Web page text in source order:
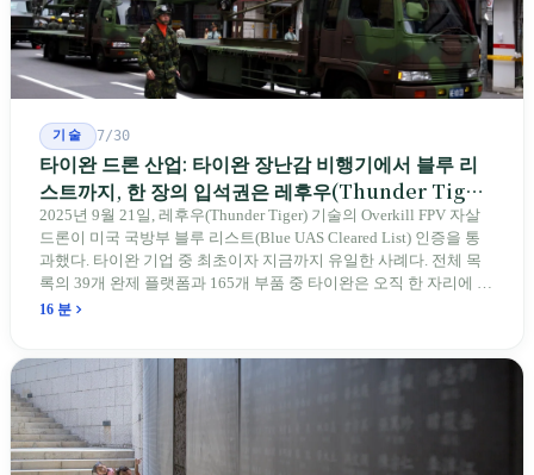
기술 7/30
타이완 드론 산업: 타이완 장난감 비행기에서 블루 리
스트까지, 한 장의 입석권은 레후우(Thunder Tiger)
에게
2025년 9월 21일, 레후우(Thunder Tiger) 기술의 Overkill FPV 자살
드론이 미국 국방부 블루 리스트(Blue UAS Cleared List) 인증을 통
과했다. 타이완 기업 중 최초이자 지금까지 유일한 사례다. 전체 목
록의 39개 완제 플랫폼과 165개 부품 중 타이완은 오직 한 자리에 불
과하다. 2026년 4월, 미국 양당 소속 상원의원 4명이 《타이완을 위
를 드러낸다: 타이완의 진입이 너무 느려 미국 스스로가 입법을 통해
장벽을 낮춰야 한다는 점이다. 타이완에서 46년간 원격 조종 장난감
비행기를 만들어 온 한 회사가 오하이오주에 두 번째 공장을 건설할
계획을 세우고 있다.
16 분